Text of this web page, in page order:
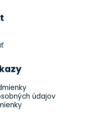
údajov